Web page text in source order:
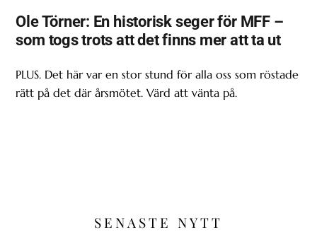
Ole Törner: En historisk seger för MFF –
som togs trots att det finns mer att ta ut
PLUS. Det här var en stor stund för alla oss som röstade
rätt på det där årsmötet. Värd att vänta på.
SENASTE NYTT